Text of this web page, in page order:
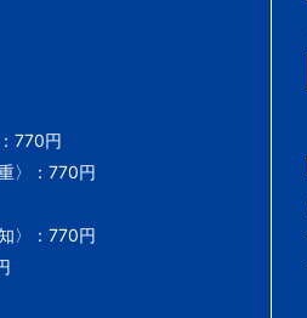
770円
〉：770円
〉：770円